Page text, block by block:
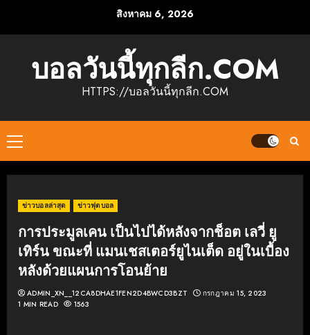
สิงหาคม 6, 2026
บอลวันนี้ทุกลีก.COM
HTTPS://บอลวันนี้ทุกลีก.COM
Primary
Menu
ข่าวบอลล่าสุด ข่าวฟุตบอล
การประมูลเคน เป็นไปได้หลังจากช็อต เลวี่ ยู
เทิร์น ขณะที่ แมนเชสเตอร์ยูไนเต็ด อยู่ในเบื้อง
หลังด้วยแผนการโอนย้าย
ADMIN_XN__12CA8DHAE1FEN2D4BWCD3BZT
กรกฎาคม 15, 2023
1 MIN READ
1563